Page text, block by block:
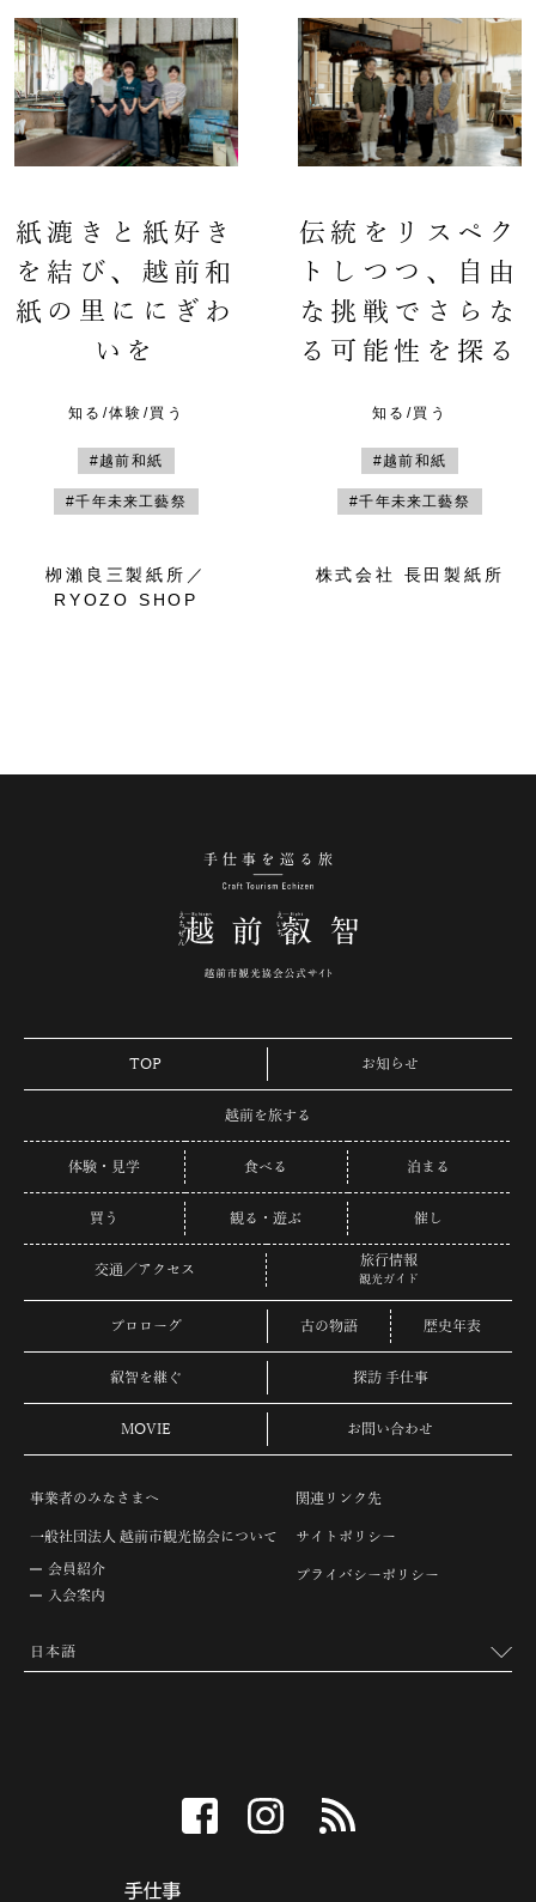
紙漉きと紙好き
を結び、越前和
紙の里ににぎわ
いを
知る/体験/買う
#越前和紙
#千年未来工藝祭
栁瀨良三製紙所／
RYOZO SHOP
伝統をリスペク
トしつつ、自由
な挑戦でさらな
る可能性を探る
知る/買う
#越前和紙
#千年未来工藝祭
株式会社 長田製紙所
TOP お知らせ
越前を旅する
体験・見学 食べる 泊まる
買う 観る・遊ぶ 催し
交通／アクセス
旅行情報
観光ガイド
プロローグ 古の物語 歴史年表
叡智を継ぐ 探訪 手仕事
MOVIE お問い合わせ
事業者のみなさまへ
一般社団法人 越前市観光協会について
会員紹介
入会案内
関連リンク先
サイトポリシー
プライバシーポリシー
facebook instagram